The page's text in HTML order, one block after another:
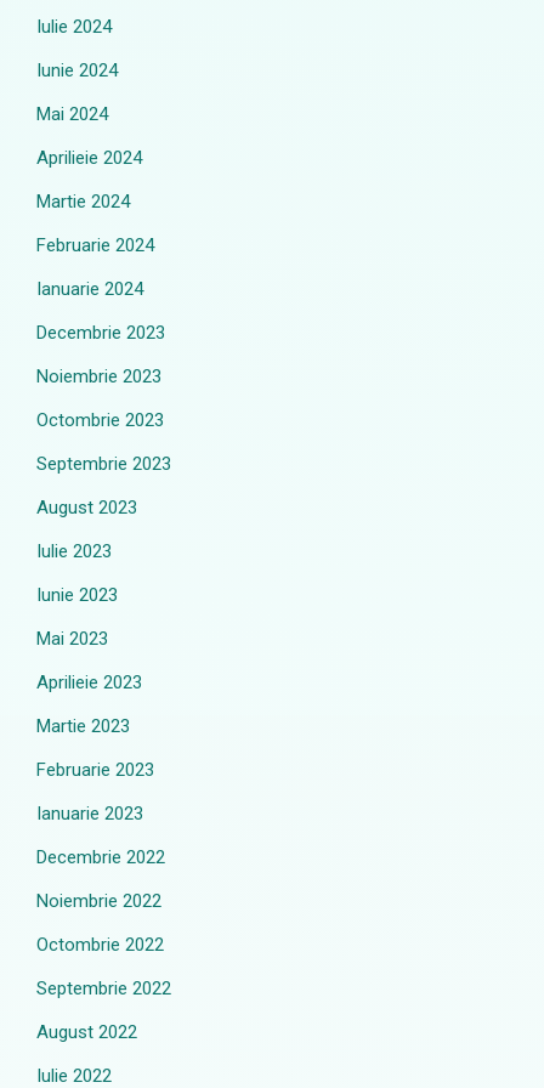
Iulie 2024
Iunie 2024
Mai 2024
Aprilieie 2024
Martie 2024
Februarie 2024
Ianuarie 2024
Decembrie 2023
Noiembrie 2023
Octombrie 2023
Septembrie 2023
August 2023
Iulie 2023
Iunie 2023
Mai 2023
Aprilieie 2023
Martie 2023
Februarie 2023
Ianuarie 2023
Decembrie 2022
Noiembrie 2022
Octombrie 2022
Septembrie 2022
August 2022
Iulie 2022